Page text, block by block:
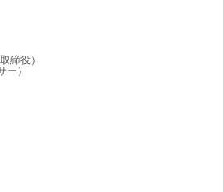
役）
ー）